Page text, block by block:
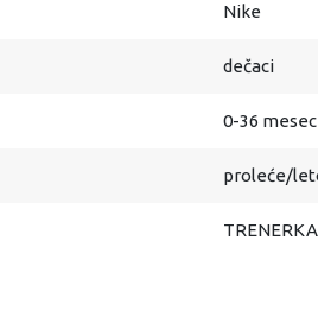
Nike
dečaci
0-36
proleće/